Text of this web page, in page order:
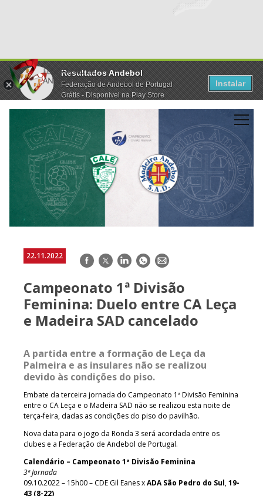
Resultados Andebol
Federação de Andebol de Portugal
Grátis - Disponivel na Play Store
Instalar
22.11.2022 Facebook
TwitterLinkedInWhatsApp
E-
Campeonato 1ª Divisão
Feminina: Duelo entre CA Leça
e Madeira SAD cancelado
A partida entre a formação de Leça da
Palmeira e as insulares não se realizou
devido às condições do piso.
Embate da terceira jornada do Campeonato 1ª Divisão Feminina
entre o CA Leça e o Madeira SAD não se realizou esta noite de
terça-feira, dadas as condições do piso do pavilhão.
Nova data para o jogo da Ronda 3 será acordada entre os
clubes e a Federação de Andebol de Portugal.
Calendário – Campeonato 1ª Divisão Feminina
3ª Jornada
09.10.2022 – 15h00 – CDE Gil Eanes xADA São Pedro do Sul,19-
43 (8-22)